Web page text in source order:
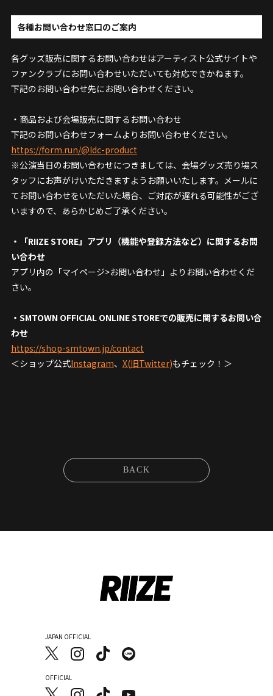
各種お問い合わせ窓口のご案内
各グッズ販売に関するお問い合わせはアーティスト公式サイトや
ファンクラブにお問い合わせいただいても対応できかねます。
下記のお問い合わせ先にお問い合わせください。
・商品および会場販売に関するお問い合わせ
下記のお問い合わせフォームよりお問い合わせください。
https://form.run/@ldc-product
※公演当日のお問い合わせにつきましては、会場グッズ売り場ス
タッフにお声がけいただきますようお願いいたします。メールに
てお問い合わせをいただいた場合、ご対応が遅れる可能性がござ
いますので、あらかじめご了承ください。
・「RIIZE STORE」アプリ（機能や登録方法など）に関するお問
い合わせ
アプリ内の「マイページ>お問い合わせ」よりお問い合わせくだ
さい。
・SMTOWN OFFICIAL ONLINE STOREでの販売に関するお問い合
わせ
https://shop-smtown.jp/contact
＜ショップ公式Instagram、 X(旧Twitter)もチェック！＞
BACK
JAPAN OFFICIAL
OFFICIAL